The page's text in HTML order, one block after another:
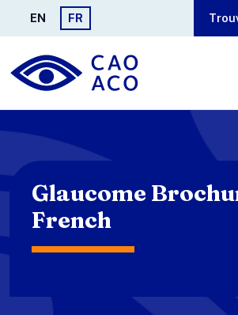
Aller au
EN FR
Glaucome
French